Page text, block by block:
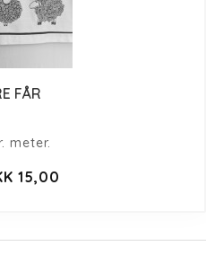
FÅR
meter.
15,00